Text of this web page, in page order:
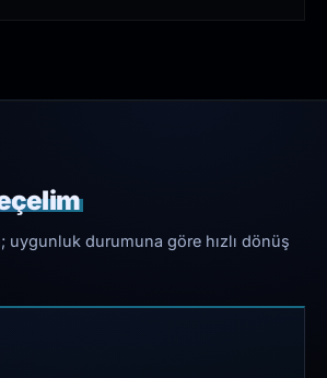
uygunluk durumuna göre hızlı dönüş